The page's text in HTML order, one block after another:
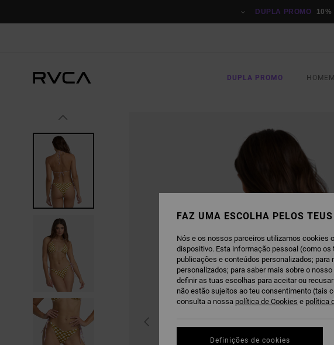
DUPLA PROMO
DUPLA PROMO HOMEM
FAZ UMA ESCOLHA PELOS
Nós e os nossos parceiros utilizamos cookies
dispositivo. Esta informação pessoal (como
publicações e conteúdos personalizados;
personalizados; para saber mais sobre o
definir as tuas escolhas para aceitar ou
não estão sujeitos ao teu consentimento (tais
consulta a nossa política de Cookies e política
Definições de cookies